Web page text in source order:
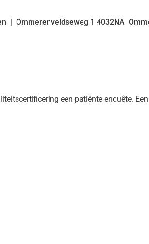
Ommerenveldseweg 1 4032NA
een patiënte enquête.